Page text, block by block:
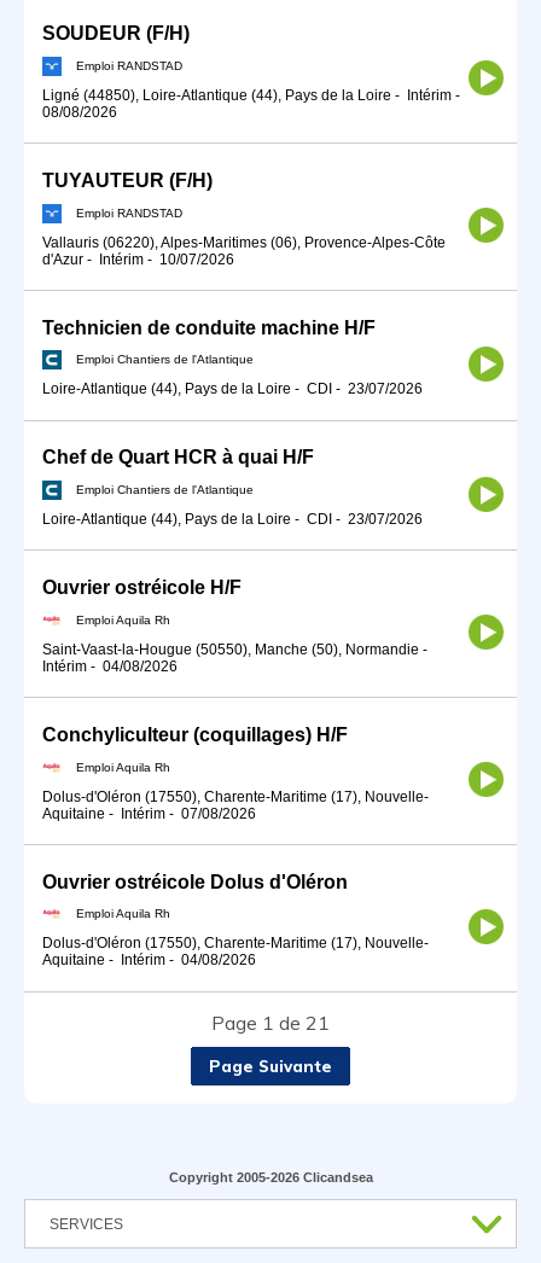
SOUDEUR (F/H)
Emploi RANDSTAD
Ligné (44850), Loire-Atlantique (44), Pays de la Loire - Intérim -
08/08/2026
TUYAUTEUR (F/H)
Emploi RANDSTAD
Vallauris (06220), Alpes-Maritimes (06), Provence-Alpes-Côte
d'Azur - Intérim - 10/07/2026
Technicien de conduite machine H/F
Emploi Chantiers de l'Atlantique
Loire-Atlantique (44), Pays de la Loire - CDI - 23/07/2026
Chef de Quart HCR à quai H/F
Emploi Chantiers de l'Atlantique
Loire-Atlantique (44), Pays de la Loire - CDI - 23/07/2026
Ouvrier ostréicole H/F
Emploi Aquila Rh
Saint-Vaast-la-Hougue (50550), Manche (50), Normandie -
Intérim - 04/08/2026
Conchyliculteur (coquillages) H/F
Emploi Aquila Rh
Dolus-d'Oléron (17550), Charente-Maritime (17), Nouvelle-
Aquitaine - Intérim - 07/08/2026
Ouvrier ostréicole Dolus d'Oléron
Emploi Aquila Rh
Dolus-d'Oléron (17550), Charente-Maritime (17), Nouvelle-
Aquitaine - Intérim - 04/08/2026
Page 1 de 21
Page Suivante
Copyright 2005-2026 Clicandsea
SERVICES